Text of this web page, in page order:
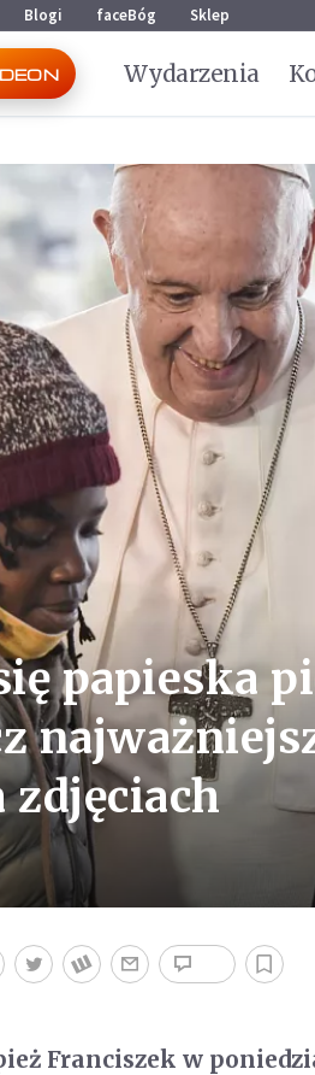
Blogi faceBóg Sklep
Wydarzenia
papieska
zdjęciach
Franciszek w